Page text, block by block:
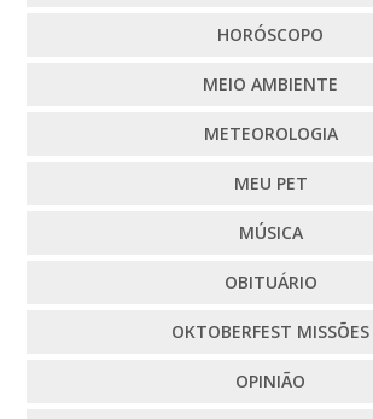
HORÓSCOPO
MEIO AMBIENTE
METEOROLOGIA
MEU PET
MÚSICA
OBITUÁRIO
OKTOBERFEST MISSÕES
OPINIÃO